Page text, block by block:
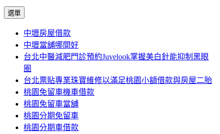
選單
內
容
區
中壢房屋借款
中壢當舖哪間好
台北中醫減肥門診預約Juvelook掌握美白針能抑制黑眼
圈
台北票貼專業珠寶維修以滿足桃園小額借款與房屋二胎
桃園免留車機車借款
桃園免留車當舖
桃園分期免留車
桃園分期車借款